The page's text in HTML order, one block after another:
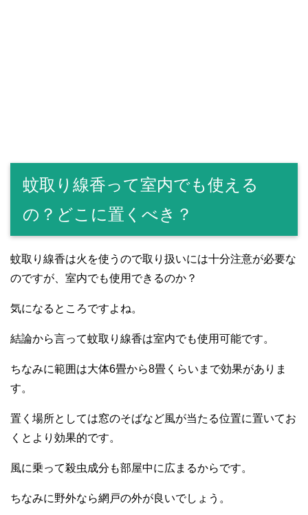
蚊取り線香って室内でも使える
の？どこに置くべき？
蚊取り線香は火を使うので取り扱いには十分注意が必要な
のですが、室内でも使用できるのか？
気になるところですよね。
結論から言って蚊取り線香は室内でも使用可能です。
ちなみに範囲は大体6畳から8畳くらいまで効果がありま
す。
置く場所としては窓のそばなど風が当たる位置に置いてお
くとより効果的です。
風に乗って殺虫成分も部屋中に広まるからです。
ちなみに野外なら網戸の外が良いでしょう。